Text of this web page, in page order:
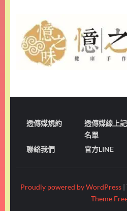
透傳媒規約
透傳媒線上
名單
聯絡我們 官方LINE
Proudly powered by WordPress |
Theme